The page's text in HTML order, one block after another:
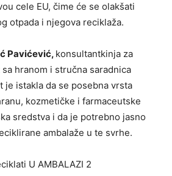
cele EU, čime će se olakšati
otpada i njegova reciklaža.
Pavićević, konsultantkinja za
hranom i stručna saradnica
je istakla da se posebna vrsta
kozmetičke i farmaceutske
sredstva i da je potrebno jasno
ambalaže u te svrhe.